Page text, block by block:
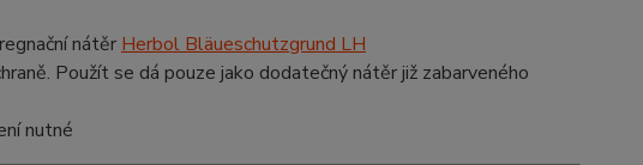
nátěr Herbol Bläueschutzgrund LH
Použít se dá pouze jako dodatečný nátěr již zabarveného
nutné